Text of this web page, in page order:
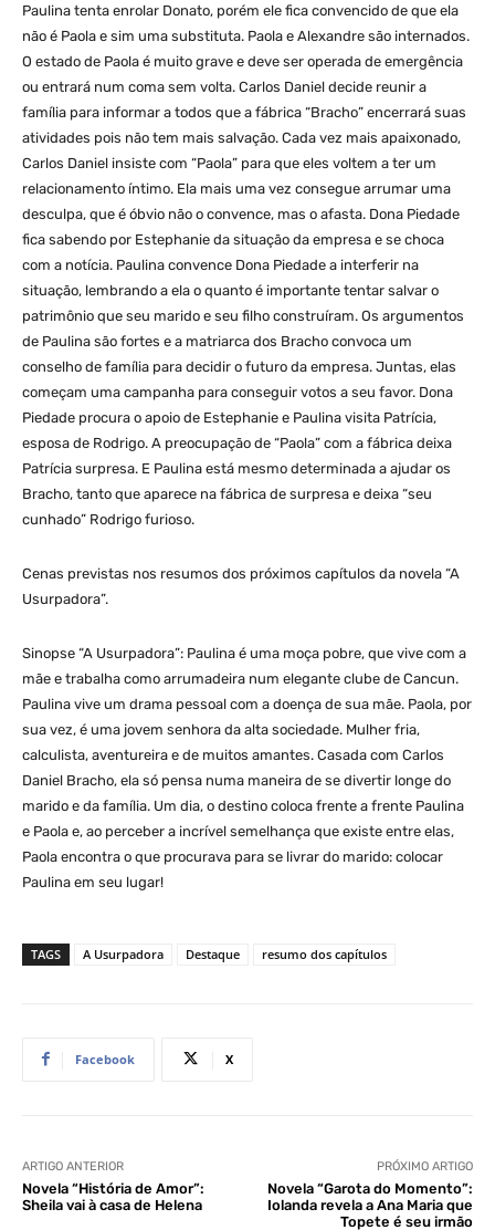
Paulina tenta enrolar Donato, porém ele fica convencido de que ela
não é Paola e sim uma substituta. Paola e Alexandre são internados.
O estado de Paola é muito grave e deve ser operada de emergência
ou entrará num coma sem volta. Carlos Daniel decide reunir a
família para informar a todos que a fábrica “Bracho” encerrará suas
atividades pois não tem mais salvação. Cada vez mais apaixonado,
Carlos Daniel insiste com “Paola” para que eles voltem a ter um
relacionamento íntimo. Ela mais uma vez consegue arrumar uma
desculpa, que é óbvio não o convence, mas o afasta. Dona Piedade
fica sabendo por Estephanie da situação da empresa e se choca
com a notícia. Paulina convence Dona Piedade a interferir na
situação, lembrando a ela o quanto é importante tentar salvar o
patrimônio que seu marido e seu filho construíram. Os argumentos
de Paulina são fortes e a matriarca dos Bracho convoca um
conselho de família para decidir o futuro da empresa. Juntas, elas
começam uma campanha para conseguir votos a seu favor. Dona
Piedade procura o apoio de Estephanie e Paulina visita Patrícia,
esposa de Rodrigo. A preocupação de “Paola” com a fábrica deixa
Patrícia surpresa. E Paulina está mesmo determinada a ajudar os
Bracho, tanto que aparece na fábrica de surpresa e deixa “seu
cunhado” Rodrigo furioso.
Cenas previstas nos resumos dos próximos capítulos da novela “A
Usurpadora”.
Sinopse “A Usurpadora”: Paulina é uma moça pobre, que vive com a
mãe e trabalha como arrumadeira num elegante clube de Cancun.
Paulina vive um drama pessoal com a doença de sua mãe. Paola, por
sua vez, é uma jovem senhora da alta sociedade. Mulher fria,
calculista, aventureira e de muitos amantes. Casada com Carlos
Daniel Bracho, ela só pensa numa maneira de se divertir longe do
marido e da família. Um dia, o destino coloca frente a frente Paulina
e Paola e, ao perceber a incrível semelhança que existe entre elas,
Paola encontra o que procurava para se livrar do marido: colocar
Paulina em seu lugar!
TAGS A Usurpadora Destaque resumo dos capítulos
Facebook X
ARTIGO ANTERIOR
Novela “História de Amor”:
Sheila vai à casa de Helena
PRÓXIMO ARTIGO
Novela “Garota do Momento”:
Iolanda revela a Ana Maria que
Topete é seu irmão